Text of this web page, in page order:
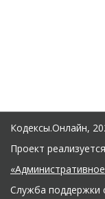
Кодексы.Онлайн,
Проект
Служба поддержки